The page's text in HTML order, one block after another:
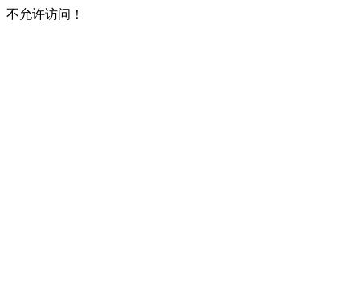
不允许访问！